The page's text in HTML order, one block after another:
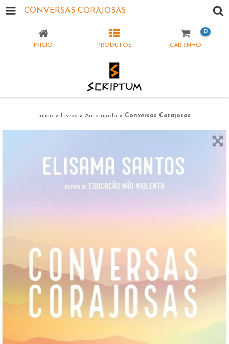
CONVERSAS CORAJOSAS
INÍCIO PRODUTOS CARRINHO
0
Início > Livros > Auto-ajuda > Conversas Corajosas